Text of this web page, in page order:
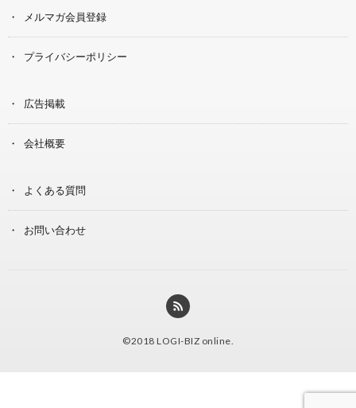
メルマガ会員登録
プライバシーポリシー
広告掲載
会社概要
よくある質問
お問い合わせ
©2018 LOGI-BIZ online